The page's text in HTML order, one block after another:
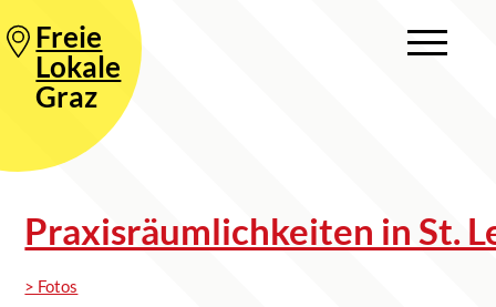
Freie
Lokale
Graz
Praxisräumlichkeiten in St.
> Fotos